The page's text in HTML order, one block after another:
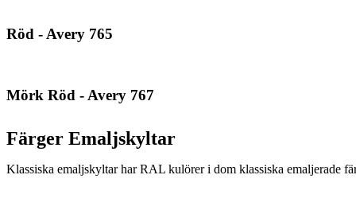
Röd - Avery 765
Mörk Röd - Avery 767
Färger Emaljskyltar
Klassiska emaljskyltar har RAL kulörer i dom klassiska emaljerade